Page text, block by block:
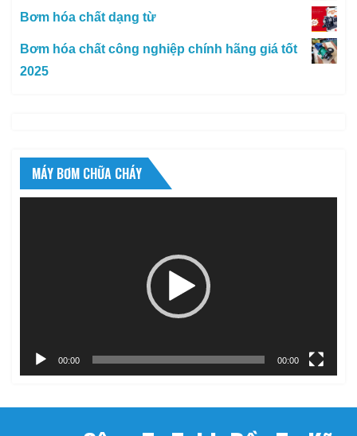
Bơm hóa chất dạng từ
Bơm hóa chất công nghiệp chính hãng giá tốt
2025
MÁY BƠM CHỮA CHÁY
00:00 00:00